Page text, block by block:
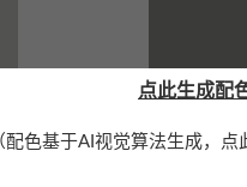
点此生成配
配色基于AI视觉算法生成， 点